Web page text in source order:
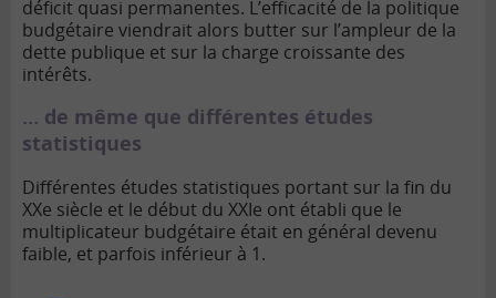
déficit quasi permanentes. L’efficacité de la politique
budgétaire viendrait alors butter sur l’ampleur de la
dette publique et sur la charge croissante des
intérêts.
… de même que différentes études
statistiques
Différentes études statistiques portant sur la fin du
XXe siècle et le début du XXIe ont établi que le
multiplicateur budgétaire était en général devenu
faible, et parfois inférieur à 1.